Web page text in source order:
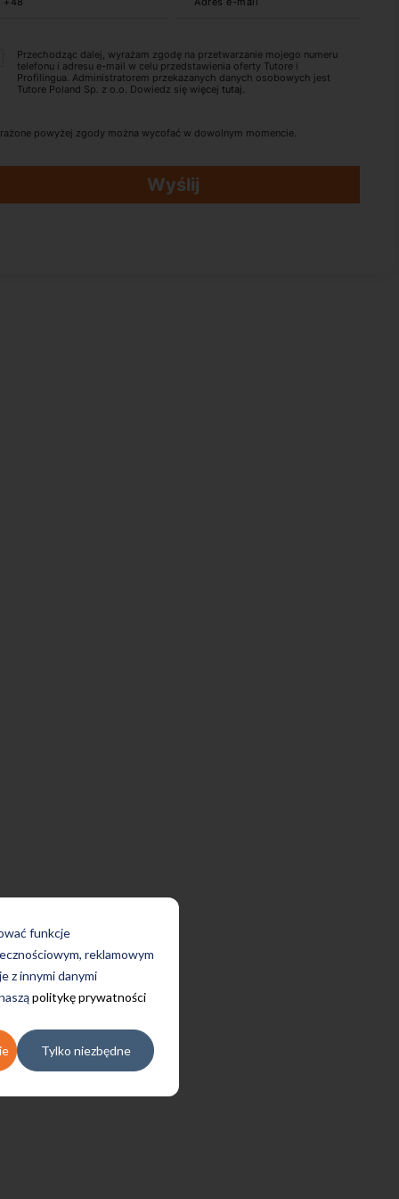
funkcje
reklamowym
z innymi danymi
politykę prywatności
Tylko niezbędne
Przechodząc dalej, wyrażam zgodę na przetwarzanie mojego numeru
telefonu i adresu e-mail w celu przedstawienia oferty Tutore i
Profilingua. Administratorem przekazanych danych osobowych jest
Tutore Poland Sp. z o.o. Dowiedz się więcejtutaj.
powyżej zgody można wycofać w dowolnym momencie.
Wyślij